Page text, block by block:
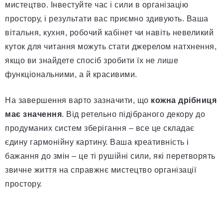
мистецтво. Інвестуйте час і сили в організацію
простору, і результати вас приємно здивують. Ваша
вітальня, кухня, робочий кабінет чи навіть невеликий
куток для читання можуть стати джерелом натхнення,
якщо ви знайдете спосіб зробити їх не лише
функціональними, а й красивими.
На завершення варто зазначити, що кожна дрібниця
має значення. Від ретельно підібраного декору до
продуманих систем зберігання – все це складає
єдину гармонійну картину. Ваша креативність і
бажання до змін – це ті рушійні сили, які перетворять
звичне життя на справжнє мистецтво організації
простору.